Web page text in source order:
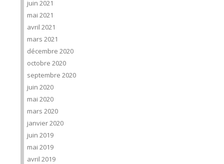
juin 2021
mai 2021
avril 2021
mars 2021
décembre 2020
octobre 2020
septembre 2020
juin 2020
mai 2020
mars 2020
janvier 2020
juin 2019
mai 2019
avril 2019